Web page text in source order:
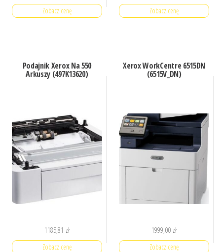
Zobacz cenę Zobacz cenę
Podajnik Xerox Na 550
Arkuszy (497K13620)
1185,81 zł
Zobacz cenę
Xerox WorkCentre 6515DN
(6515V_DN)
1999,00 zł
Zobacz cenę